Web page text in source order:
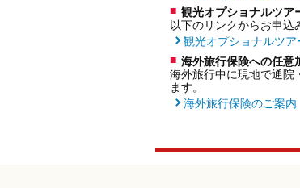
観光オプショナルツア
以下のリンクからお申込
観光オプショナルツア
海外旅行保険への任意
海外旅行中に現地で通院
ます。
海外旅行保険のご案内